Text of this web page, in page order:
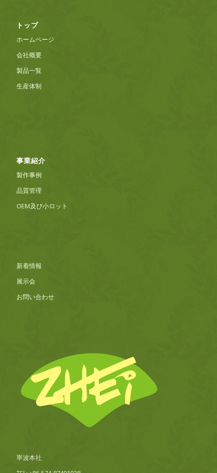
トップ
ホームページ
会社概要
製品一覧
生産体制
事業紹介
製作事例
品質管理
OEM及び小ロット
新着情報
展示会
お問い合わせ
寧波本社